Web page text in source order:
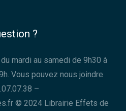
?
mardi au samedi de 9h30 à
Vous pouvez nous joindre
–
© 2024 Librairie Effets de